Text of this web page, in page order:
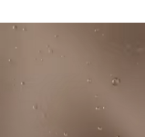
TransferNON
FERRO
GRADI
processo di
valore,
filo si intreccia
Scopri di più qui